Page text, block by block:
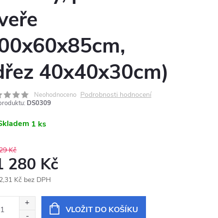
40x40x30cm)
Neohodnoceno Podrobnosti hodnocení
DS0309
1 ks
Kč
280 Kč
Kč bez DPH
VLOŽIT DO KOŠÍKU